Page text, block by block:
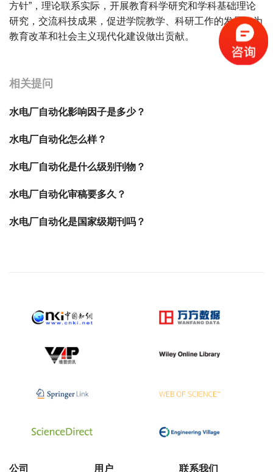
方针”，理论联系实际，开展教育科学研究和学科基础理论
研究，交流科技成果，促进学院教学、科研工作的发展，为
教育改革和社会主义现代化建设做出贡献。
相关提问
水电厂自动化影响因子是多少？
水电厂自动化怎么样？
水电厂自动化是什么级别刊物？
水电厂自动化审稿要多久？
水电厂自动化是国家级期刊吗？
公司 用户 联系我们